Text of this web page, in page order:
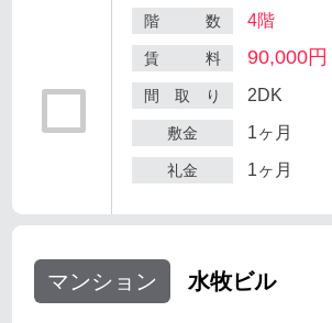
階 数 4階
賃 料 90,000円
間 取 り 2DK
敷金 1ヶ月
礼金 1ヶ月
マンション 水牧ビル